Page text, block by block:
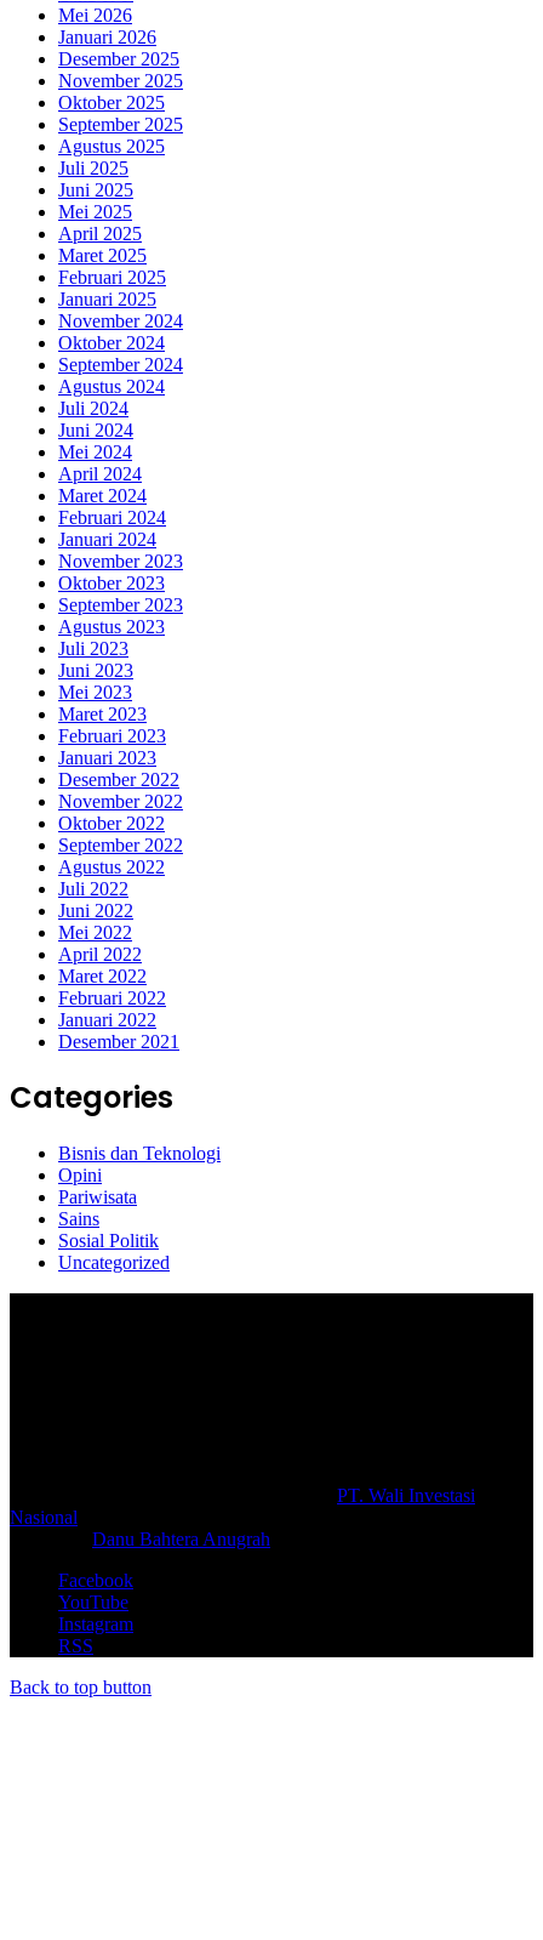
Mei 2026
Januari 2026
Desember 2025
November 2025
Oktober 2025
September 2025
Agustus 2025
Juli 2025
Juni 2025
Mei 2025
April 2025
Maret 2025
Februari 2025
Januari 2025
November 2024
Oktober 2024
September 2024
Agustus 2024
Juli 2024
Juni 2024
Mei 2024
April 2024
Maret 2024
Februari 2024
Januari 2024
November 2023
Oktober 2023
September 2023
Agustus 2023
Juli 2023
Juni 2023
Mei 2023
Maret 2023
Februari 2023
Januari 2023
Desember 2022
November 2022
Oktober 2022
September 2022
Agustus 2022
Juli 2022
Juni 2022
Mei 2022
April 2022
Maret 2022
Februari 2022
Januari 2022
Desember 2021
Categories
Bisnis dan Teknologi
Opini
Pariwisata
Sains
Sosial Politik
Uncategorized
PT. Wali Investasi
Nasional
Danu Bahtera Anugrah
Facebook
YouTube
Instagram
RSS
Back to top button